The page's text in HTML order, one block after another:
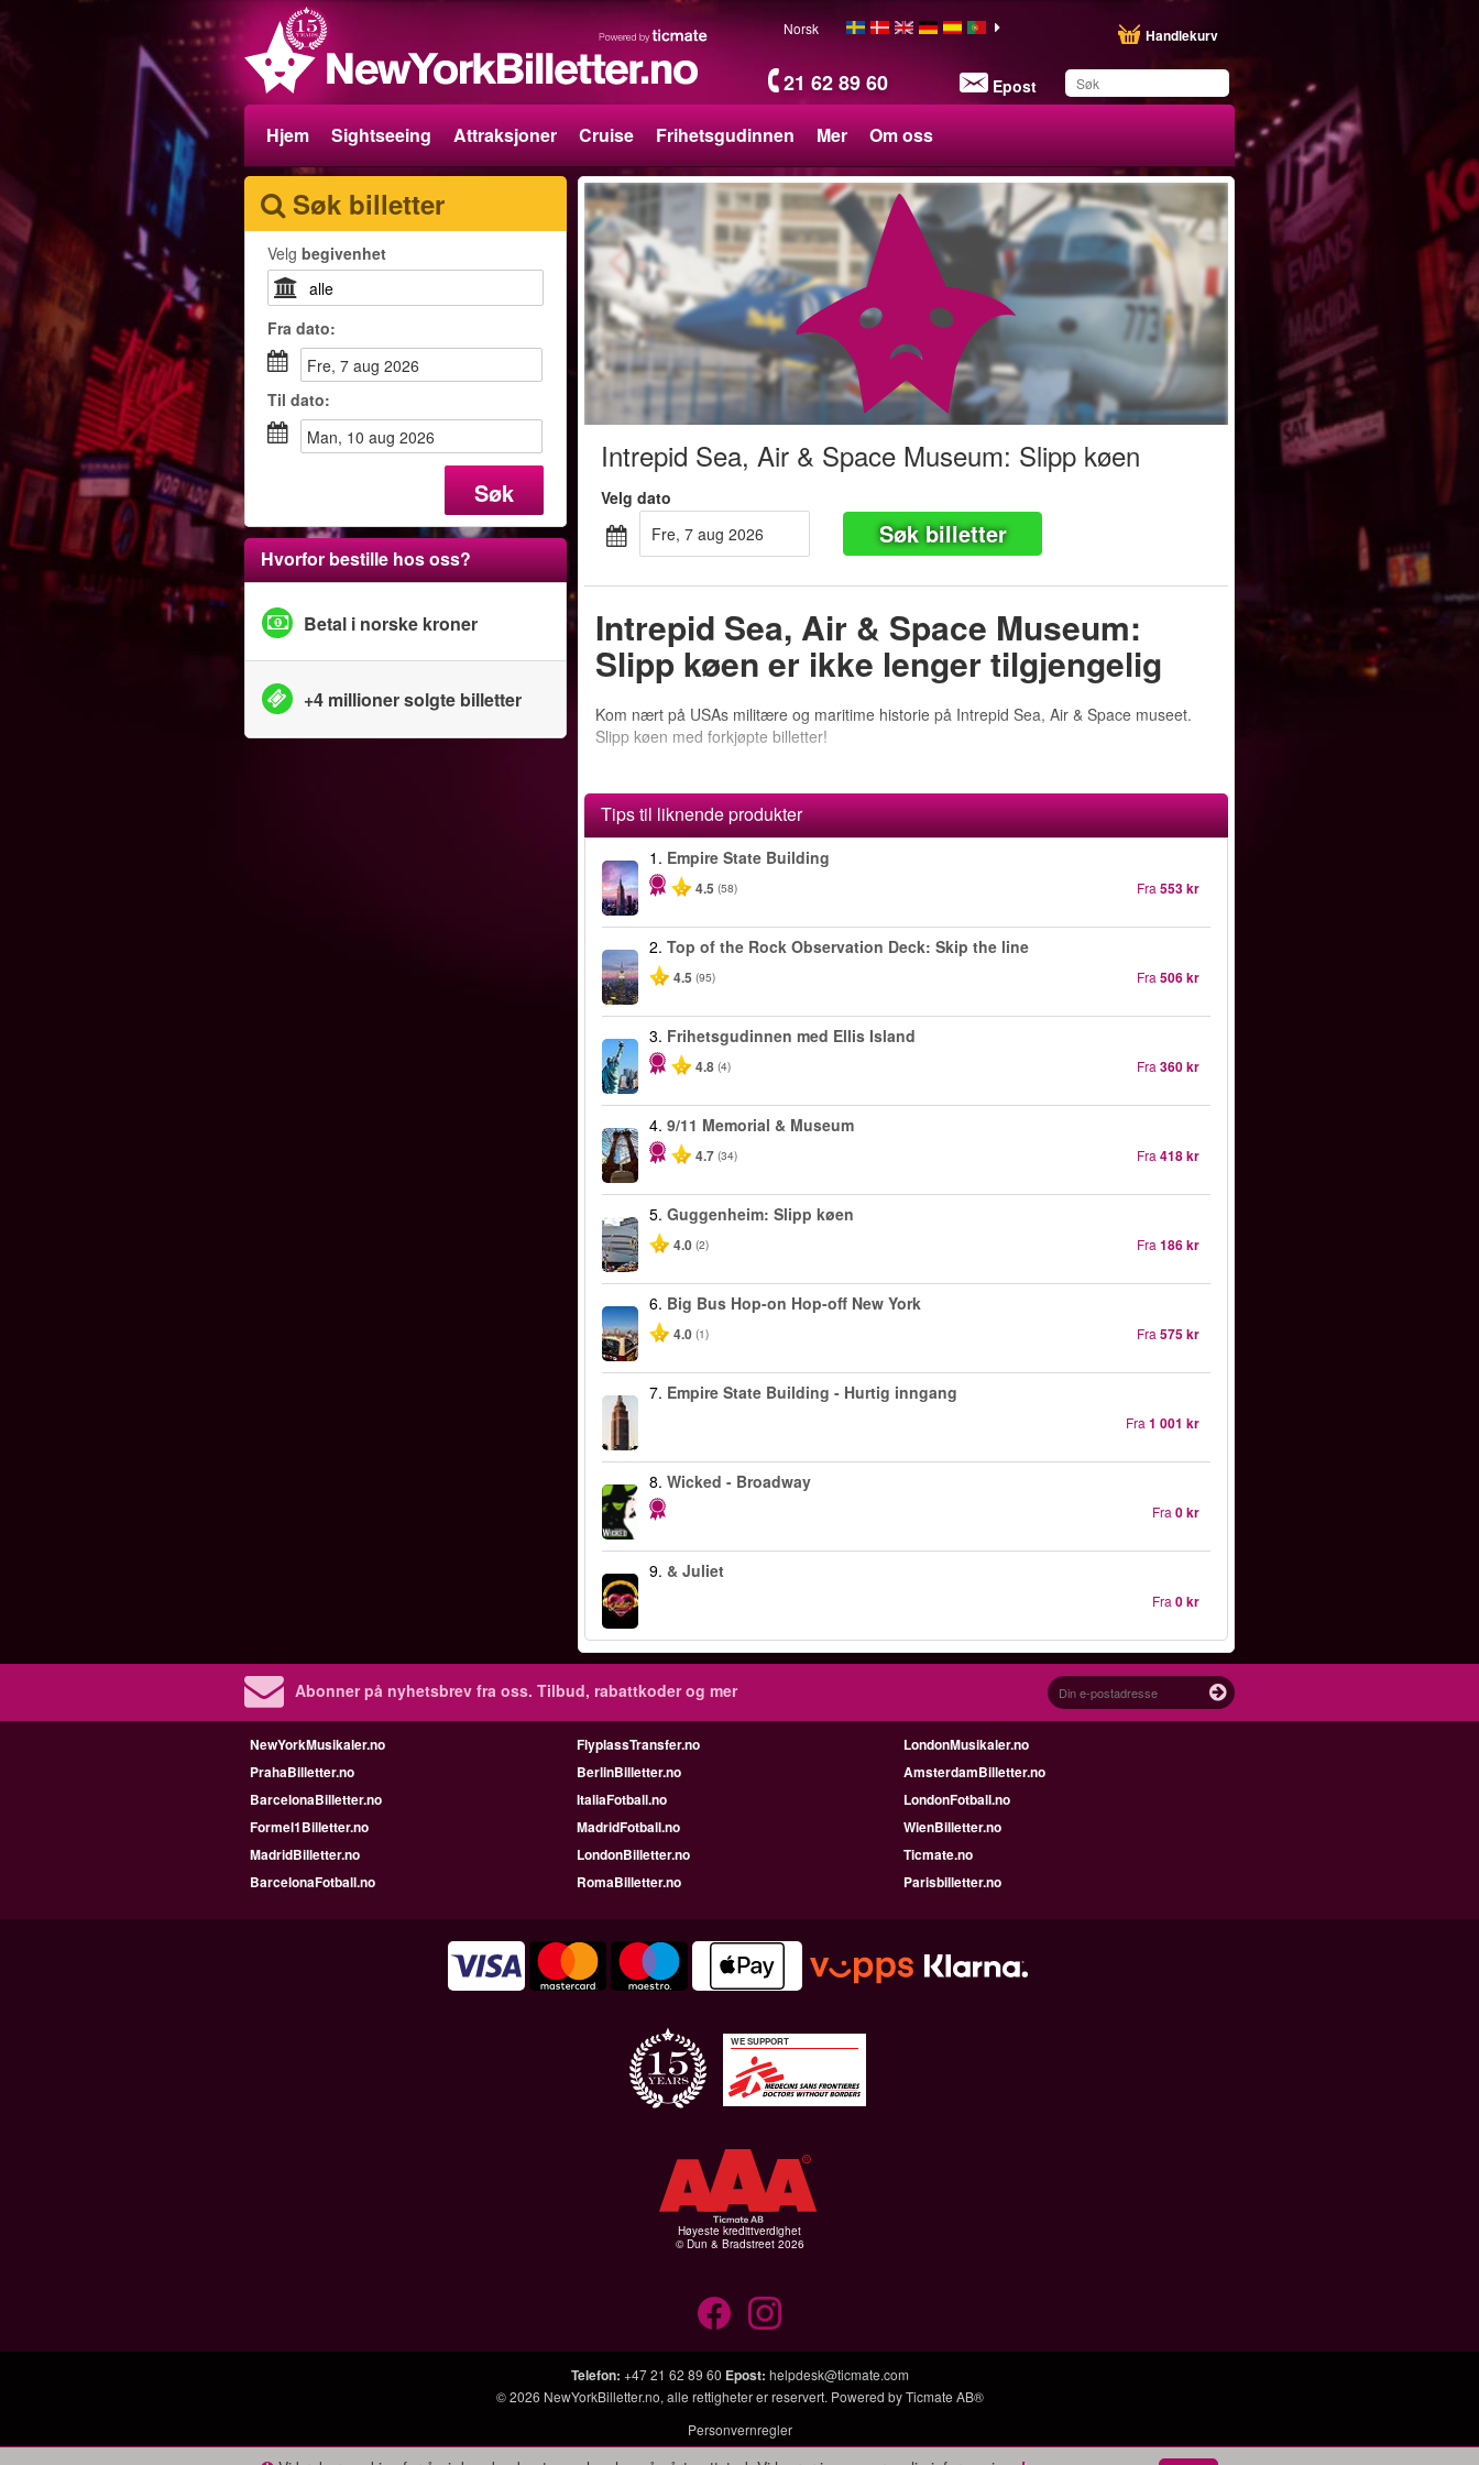
21 62 89 60 Epost
Handlekurv
Norsk
Hjem Sightseeing Attraksjoner Cruise Frihetsgudinnen Mer Om oss
Du har lagret dette
produktet på listen din
Søk billetter
Velg begivenhet
Fra dato:
fre, 7 aug 2026
Til dato:
man, 10 aug 2026
Søk
Hvorfor bestille hos oss?
Betal i norske kroner
+4 millioner solgte billetter
Intrepid Sea, Air & Space Museum: Slipp køen
Velg dato
fre, 7 aug 2026
Søk billetter
Intrepid Sea, Air & Space Museum:
Slipp køen er ikke lenger tilgjengelig
Kom nært på USAs militære og maritime historie på Intrepid Sea, Air & Space museet.
Slipp køen med forkjøpte billetter!
Tips til liknende produkter
1. Empire State Building
4.5 (58) Fra 553 kr
2.Top of the Rock Observation Deck: Skip the line
4.5 (95) Fra 506 kr
3. Frihetsgudinnen med Ellis Island
4.8 (4) Fra 360 kr
4.9/11 Memorial & Museum
4.7 (34) Fra 418 kr
5.Guggenheim: Slipp køen
4.0 (2) Fra 186 kr
6. Big Bus Hop-on Hop-off New York
4.0 (1) Fra 575 kr
7. Empire State Building - Hurtig inngang
Fra 1 001 kr
8.Wicked - Broadway
Fra 0 kr
9.& Juliet
Fra 0 kr
Abonner på nyhetsbrev fra oss. Tilbud, rabattkoder og mer
NewYorkMusikaler.no FlyplassTransfer.no
LondonMusikaler.no
PrahaBilletter.no
BerlinBilletter.no
AmsterdamBilletter.no
BarcelonaBilletter.no
ItaliaFotball.no
LondonFotball.no
Formel1Billetter.no
MadridFotball.no
WienBilletter.no
MadridBilletter.no
LondonBilletter.no
Ticmate.no
BarcelonaFotball.no
RomaBilletter.no Parisbilletter.no
WE SUPPORT
Høyeste kredittverdighet
© Dun & Bradstreet 2026
Telefon: +47 21 62 89 60 Epost: helpdesk@ticmate.com
© 2026 NewYorkBilletter.no, alle rettigheter er reservert. Powered byTicmate AB®
Personvernregler